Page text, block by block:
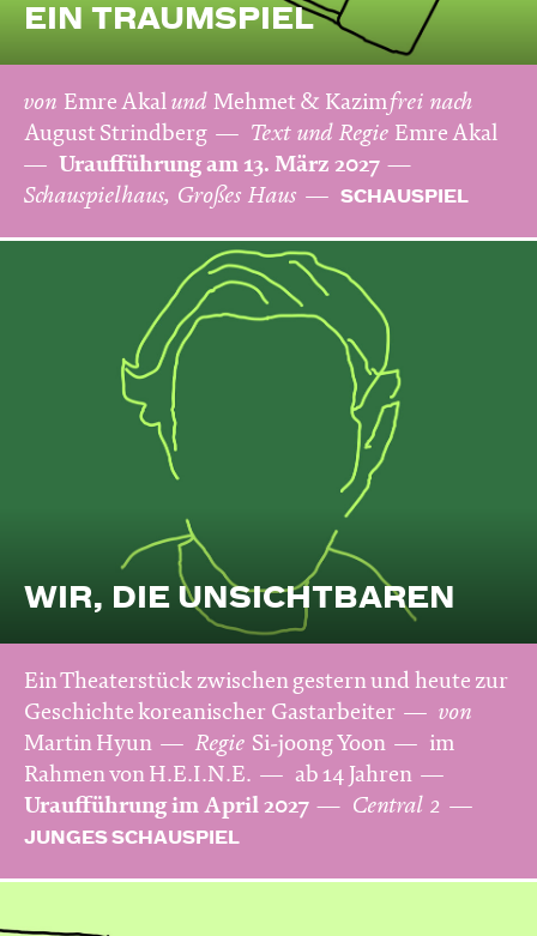
EIN TRAUMSPIEL
von Emre Akal und Mehmet & Kazimfrei nach
August Strindberg
Text und Regie Emre Akal
Uraufführung am 13. März 2027
Schauspielhaus, Großes Haus
SCHAUSPIEL
WIR, DIE UNSICHTBAREN
Ein Theaterstück zwischen gestern und heute zur
Geschichte koreanischer Gastarbeiter
von
Martin Hyun
Regie Si-joong Yoon
im
Rahmen von H.E.I.N.E.
ab 14 Jahren
Uraufführung im April 2027
Central 2
JUNGES SCHAUSPIEL